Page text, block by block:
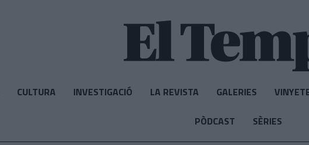
CULTURA INVESTIGACIÓ LA REVISTA GALERIES
PÒDCAST SÈRIES